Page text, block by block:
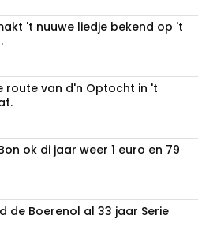
't nuuwe liedje bekend op 't
route van d'n Optocht in 't
ok di jaar weer 1 euro en 79
de Boerenol al 33 jaar Serie